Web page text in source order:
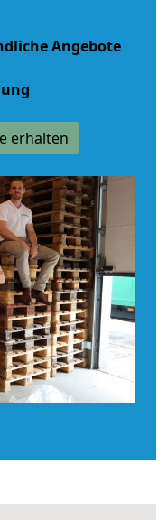
Angebote
erhalten